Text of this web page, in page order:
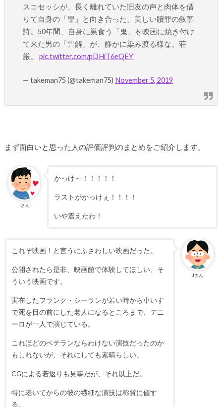
スコセッシが、長く離れていた旧友の声と肉体を借
りて自身の「罪」と向き合った、美しい贖罪の叙事
詩。50年間、自身に巣食う「鬼」を映画に焼き付け
て来た男の「告解」が、静かに染み渡る様な。荘
厳。pic.twitter.com/pDHiT6eQEY
— takeman75 (@takeman75) November 5, 2019
まず面白いと思った人の評価評判のまとめをご紹介します。
Iさん
かっけ～！！！！！
ラストがかっけぇ！！！！
いや震えたわ！
Jさん
これぞ映画！と言うにふさわしい映画だった。
公開されたら是非、映画館で体験してほしい、そ
ういう映画です。
実在したフランク・シーランが若い時から車いす
で死を目の前にした老人になるところまで、デニ
ーロが一人で演じている。
これほどのベテランならわけない演技だったのか
もしれないが、それにしても素晴らしい。
CGによる若返りも見事だが、それ以上だ。
特に老いてからの彼の繊細な演技は称賛に値す
る。